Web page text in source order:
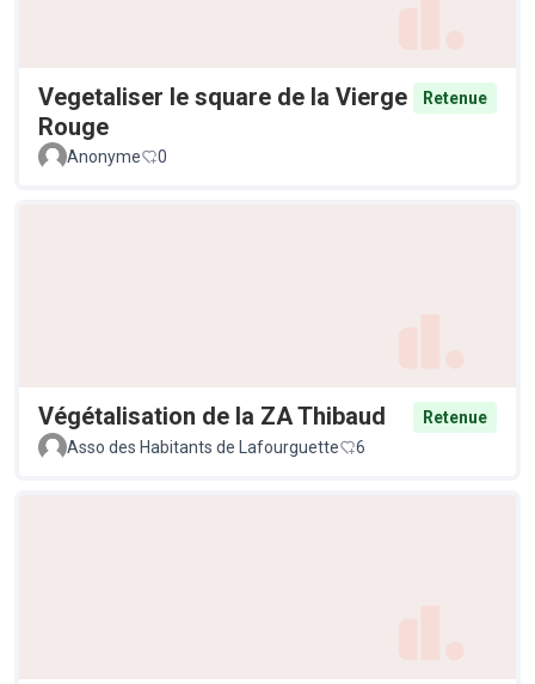
Vegetaliser le square de la Vierge
Rouge
Retenue
Anonyme 0
Végétalisation de la ZA Thibaud
Retenue
Asso des Habitants de Lafourguette
6